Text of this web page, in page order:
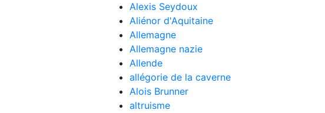
Alexis Seydoux
Aliénor d'Aquitaine
Allemagne
Allemagne nazie
Allende
allégorie de la caverne
Alois Brunner
altruisme